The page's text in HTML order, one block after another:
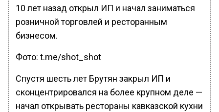
10 лет назад открыл ИП и начал заниматься
розничной торговлей и ресторанным
бизнесом.
Фото: t.me/shot_shot
Спустя шесть лет Брутян закрыл ИП и
сконцентрировался на более крупном деле —
начал открывать рестораны кавказской кухни